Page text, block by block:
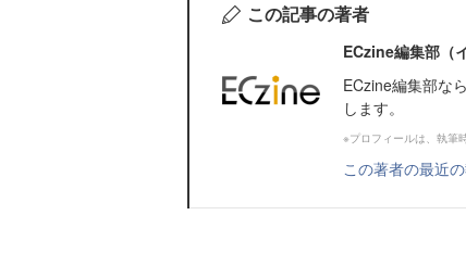
この記事の著者
ECzine編集部（
ECzine編集部な
します。
※プロフィールは、執筆
この著者の最近